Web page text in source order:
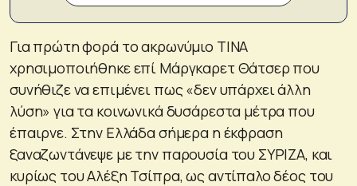
Για πρώτη φορά το ακρωνύμιο ΤΙΝΑ
χρησιμοποιήθηκε επί Μάργκαρετ Θάτσερ που
συνήθιζε να επιμένει πως «δεν υπάρχει άλλη
λύση» για τα κοινωνικά δυσάρεστα μέτρα που
έπαιρνε. Στην Ελλάδα σήμερα η έκφραση
ξαναζωντάνεψε με την παρουσία του ΣΥΡΙΖΑ, και
κυρίως του Αλέξη Τσίπρα, ως αντίπαλο δέος του